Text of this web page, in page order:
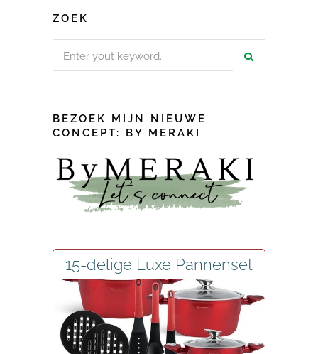
ZOEK
BEZOEK MIJN NIEUWE
CONCEPT: BY MERAKI
15-delige Luxe Pannenset